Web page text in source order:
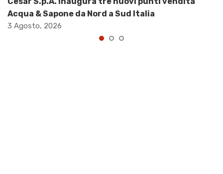
Acqua & Sapone da Nord a Sud Italia
3 Agosto, 2026